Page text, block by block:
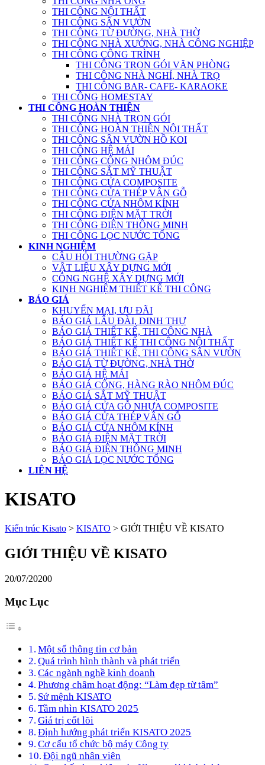
THI CÔNG NỘI THẤT
THI CÔNG SÂN VƯỜN
THI CÔNG TỪ ĐƯỜNG, NHÀ THỜ
THI CÔNG NHÀ XƯỞNG, NHÀ CÔNG NGHIỆP
THI CÔNG CÔNG TRÌNH
THI CÔNG TRỌN GÓI VĂN PHÒNG
THI CÔNG NHÀ NGHỈ, NHÀ TRỌ
THI CÔNG BAR- CAFE- KARAOKE
THI CÔNG HOMESTAY
THI CÔNG HOÀN THIỆN
THI CÔNG NHÀ TRỌN GÓI
THI CÔNG HOÀN THIỆN NỘI THẤT
THI CÔNG SÂN VƯỜN HỒ KOI
THI CÔNG HỆ MÁI
THI CÔNG CỔNG NHÔM ĐÚC
THI CÔNG SẮT MỸ THUẬT
THI CÔNG CỬA COMPOSITE
THI CÔNG CỬA THÉP VÂN GỖ
THI CÔNG CỬA NHÔM KÍNH
THI CÔNG ĐIỆN MẶT TRỜI
THI CÔNG ĐIỆN THÔNG MINH
THI CÔNG LỌC NƯỚC TỔNG
KINH NGHIỆM
CÂU HỎI THƯỜNG GẶP
VẬT LIỆU XÂY DỰNG MỚI
CÔNG NGHỆ XÂY DỰNG MỚI
KINH NGHIỆM THIẾT KẾ THI CÔNG
BÁO GIÁ
KHUYẾN MẠI, ƯU ĐÃI
BÁO GIÁ LÂU ĐÀI, DINH THỰ
BÁO GIÁ THIẾT KẾ, THI CÔNG NHÀ
BÁO GIÁ THIẾT KẾ THI CÔNG NỘI THẤT
BÁO GIÁ THIẾT KẾ, THI CÔNG SÂN VƯỜN
BÁO GIÁ TỪ ĐƯỜNG, NHÀ THỜ
BÁO GIÁ HỆ MÁI
BÁO GIÁ CỔNG, HÀNG RÀO NHÔM ĐÚC
BÁO GIÁ SẮT MỸ THUẬT
BÁO GIÁ CỬA GỖ NHỰA COMPOSITE
BÁO GIÁ CỬA THÉP VÂN GỖ
BÁO GIÁ CỬA NHÔM KÍNH
BÁO GIÁ ĐIỆN MẶT TRỜI
BÁO GIÁ ĐIỆN THÔNG MINH
BÁO GIÁ LỌC NƯỚC TỔNG
LIÊN HỆ
KISATO
Kiến trúc Kisato > KISATO > GIỚI THIỆU VỀ KISATO
GIỚI THIỆU VỀ KISATO
20/07/20200
Mục Lục
Một số thông tin cơ bản
Quá trình hình thành và phát triển
Các ngành nghề kinh doanh
Phương châm hoạt động: “Làm đẹp từ tâm”
Sứ mệnh KISATO
Tầm nhìn KISATO 2025
Giá trị cốt lõi
Định hướng phát triển KISATO 2025
Cơ cấu tổ chức bộ máy Công ty
Đội ngũ nhân viên